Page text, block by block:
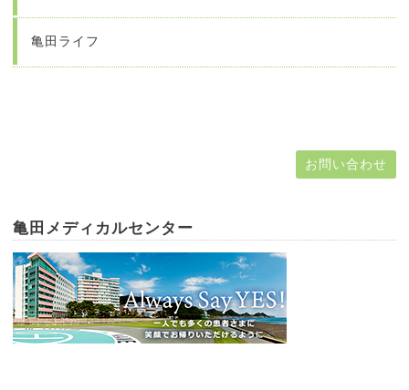
亀田ライフ
お問い合わせ
亀田メディカルセンター